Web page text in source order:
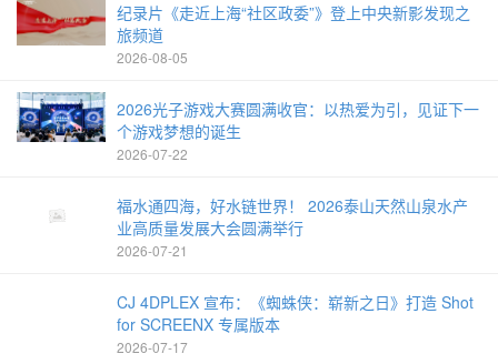
纪录片《走近上海“社区政委”》登上中央新影发现之
旅频道
2026-08-05
2026光子游戏大赛圆满收官：以热爱为引，见证下一
个游戏梦想的诞生
2026-07-22
福水通四海，好水链世界！ 2026泰山天然山泉水产
业高质量发展大会圆满举行
2026-07-21
CJ 4DPLEX 宣布：《蜘蛛侠：崭新之日》打造 Shot
for SCREENX 专属版本
2026-07-17